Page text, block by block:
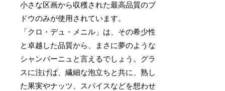
小さな区画から収穫された最高品質のブ
ドウのみが使用されています。
「クロ・デュ・メニル」は、その希少性
と卓越した品質から、まさに夢のような
シャンパーニュと言えるでしょう。グラ
スに注げば、繊細な泡立ちと共に、熟し
た果実やナッツ、スパイスなどを想わせ